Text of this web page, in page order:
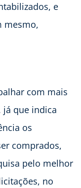
e
mesmo,
com mais
que indica
os
comprados,
pelo melhor
no